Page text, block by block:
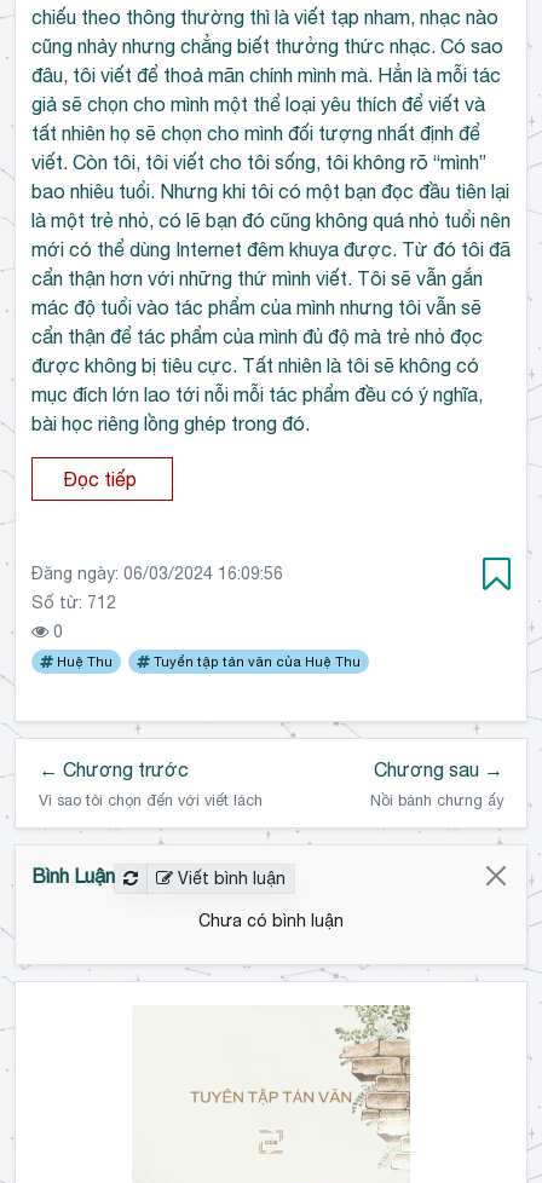
chiếu theo thông thường thì là viết tạp nham, nhạc nào
cũng nhảy nhưng chẳng biết thưởng thức nhạc. Có sao
đâu, tôi viết để thoả mãn chính mình mà. Hẳn là mỗi tác
giả sẽ chọn cho mình một thể loại yêu thích để viết và
tất nhiên họ sẽ chọn cho mình đối tượng nhất định để
viết. Còn tôi, tôi viết cho tôi sống, tôi không rõ “mình”
bao nhiêu tuổi. Nhưng khi tôi có một bạn đọc đầu tiên lại
là một trẻ nhỏ, có lẽ bạn đó cũng không quá nhỏ tuổi nên
mới có thể dùng Internet đêm khuya được. Từ đó tôi đã
cẩn thận hơn với những thứ mình viết. Tôi sẽ vẫn gắn
mác độ tuổi vào tác phẩm của mình nhưng tôi vẫn sẽ
cẩn thận để tác phẩm của mình đủ độ mà trẻ nhỏ đọc
được không bị tiêu cực. Tất nhiên là tôi sẽ không có
mục đích lớn lao tới nỗi mỗi tác phẩm đều có ý nghĩa,
bài học riêng lồng ghép trong đó.
Đọc tiếp
Đăng ngày: 06/03/2024 16:09:56
Số từ: 712
0
Huệ Thu Tuyển tập tản văn của Huệ Thu
← Chương trước
Vì sao tôi chọn đến với viết lách
Chương sau →
Nồi bánh chưng ấy
Bình Luận Viết bình luận
Chưa có bình luận